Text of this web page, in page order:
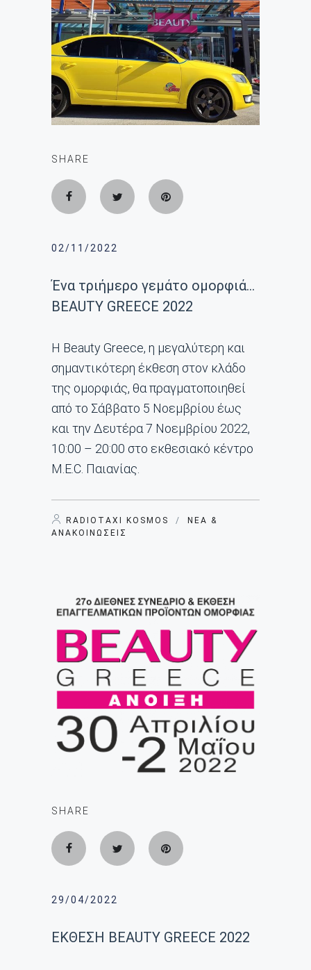
SHARE
02/11/2022
Ένα τριήμερο γεμάτο ομορφιά…
BEAUTY GREECE 2022
Η Beauty Greece, η μεγαλύτερη και
σημαντικότερη έκθεση στον κλάδο
της ομορφιάς, θα πραγματοποιηθεί
από το Σάββατο 5 Νοεμβρίου έως
και την Δευτέρα 7 Νοεμβρίου 2022,
10:00 – 20:00 στο εκθεσιακό κέντρο
M.E.C. Παιανίας.
RADIOTAXI KOSMOS /
ΝΈΑ &
ΑΝΑΚΟΙΝΏΣΕΙΣ
SHARE
29/04/2022
ΕΚΘΕΣΗ BEAUTY GREECE 2022